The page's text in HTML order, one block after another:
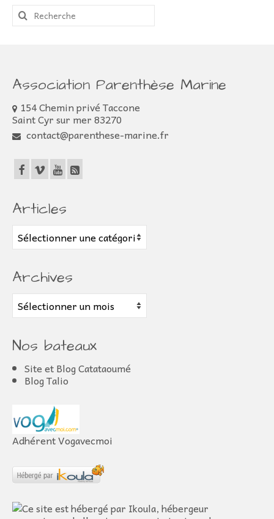
Rechercher
:
Association Parenthèse Marine
154 Chemin privé Taccone
Saint Cyr sur mer 83270
contact@parenthese-marine.fr
Articles
Articles
Archives
Archives
Nos bateaux
Site et Blog Catataoumé
Blog Talio
Adhérent Vogavecmoi